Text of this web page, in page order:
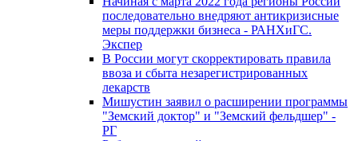
последовательно внедряют антикризисные
меры поддержки бизнеса - РАНХиГС.
Экспер
В России могут скорректировать правила
ввоза и сбыта незарегистрированных
лекарств
Мишустин заявил о расширении программы
"Земский доктор" и "Земский фельдшер" -
РГ